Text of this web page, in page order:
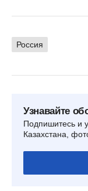
Россия
Узнавайте
Подпишитесь и
Казахстана,